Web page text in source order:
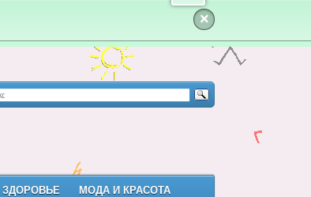
×
ЗДОРОВЬЕ МОДА И КРАСОТА